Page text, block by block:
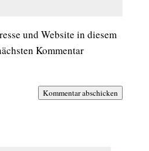
und Website in diesem
Kommentar
Kommentar abschicken